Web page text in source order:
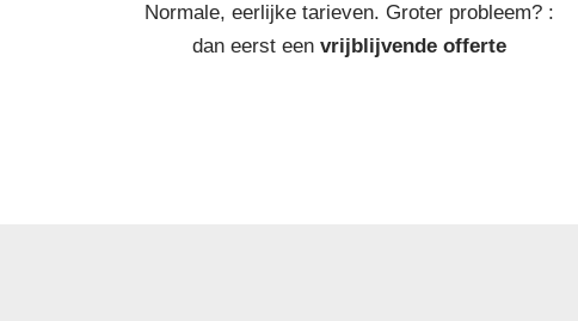
Normale, eerlijke tarieven. Groter probleem? :
dan eerst een vrijblijvende offerte